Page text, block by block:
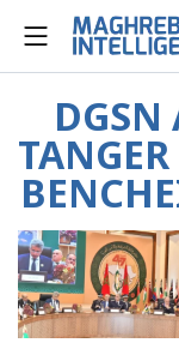
DGSN